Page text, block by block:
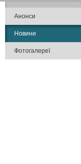
Анонси
Новини
Фотогалереї